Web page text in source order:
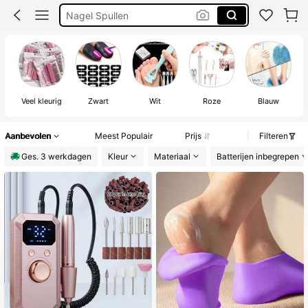
Nagels Spullen
Elektrische Nagelvijl
Veel kleurig Zwart Wit Roze Blauw
Aanbevolen Meest Populair Prijs
Filteren
Ges. 3 werkdagen
Kleur Materiaal Batterijen inbegrepen